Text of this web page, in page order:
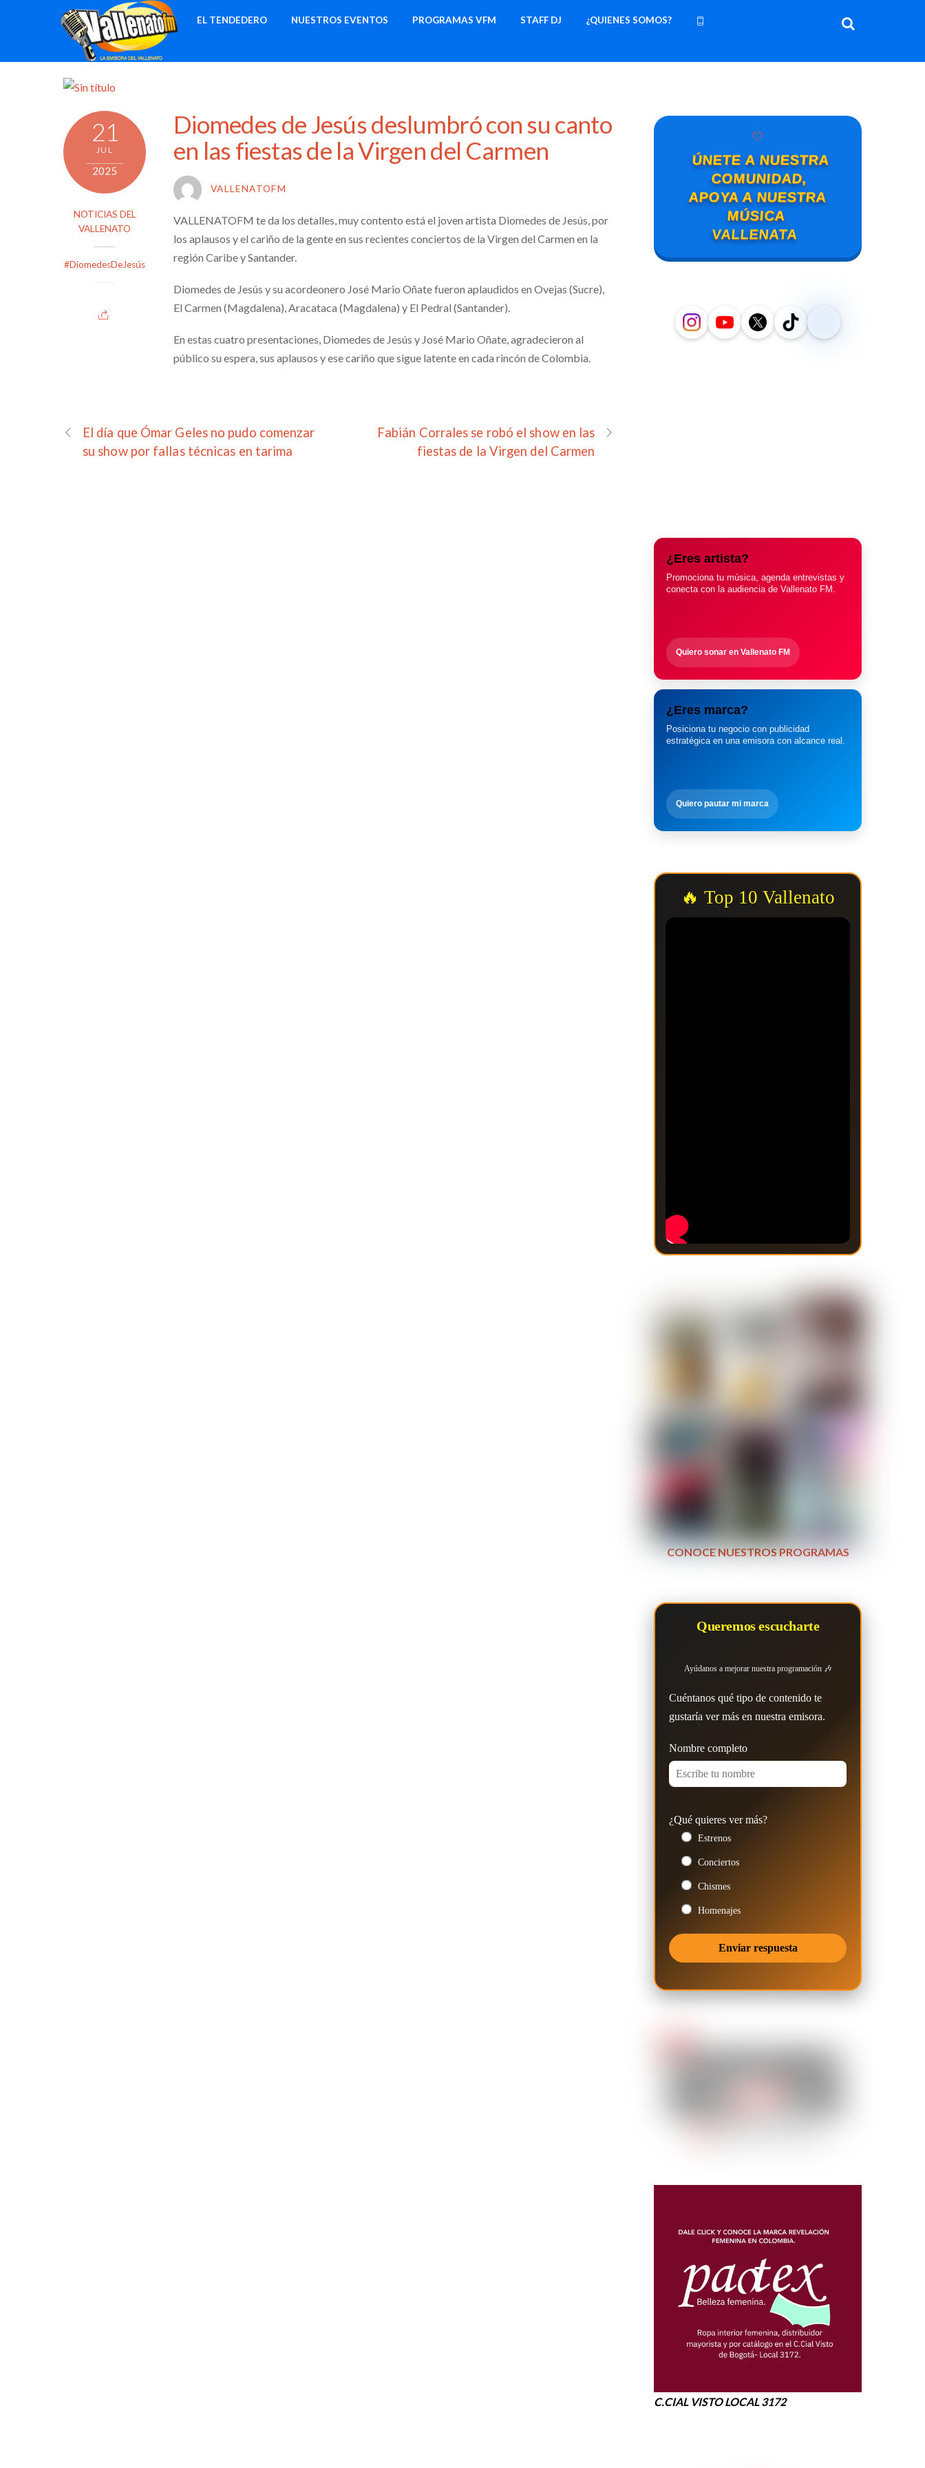
EL TENDEDERO NUESTROS EVENTOS PROGRAMAS VFM STAFF DJ ¿QUIENES SOMOS?
21
JUL
2025
NOTICIAS DEL
VALLENATO
#DiomedesDeJesús
Diomedes de Jesús deslumbró con su canto
en las fiestas de la Virgen del Carmen
VALLENATOFM
VALLENATOFM te da los detalles, muy contento está el joven artista Diomedes de Jesús, por
los aplausos y el cariño de la gente en sus recientes conciertos de la Virgen del Carmen en la
región Caribe y Santander.
Diomedes de Jesús y su acordeonero José Mario Oñate fueron aplaudidos en Ovejas (Sucre),
El Carmen (Magdalena), Aracataca (Magdalena) y El Pedral (Santander).
En estas cuatro presentaciones, Diomedes de Jesús y José Mario Oñate, agradecieron al
público su espera, sus aplausos y ese cariño que sigue latente en cada rincón de Colombia.
El día que Ómar Geles no pudo comenzar
su show por fallas técnicas en tarima
Fabián Corrales se robó el show en las
fiestas de la Virgen del Carmen
🤍
ÚNETE A NUESTRA
COMUNIDAD,
APOYA A NUESTRA
MÚSICA
VALLENATA
¿Eres artista?
Promociona tu música, agenda entrevistas y
conecta con la audiencia de Vallenato FM.
Quiero sonar en Vallenato FM
¿Eres marca?
Posiciona tu negocio con publicidad
estratégica en una emisora con alcance real.
Quiero pautar mi marca
🔥 Top 10 Vallenato
CONOCE NUESTROS PROGRAMAS
Queremos escucharte
Ayúdanos a mejorar nuestra programación 🎶
Cuéntanos qué tipo de contenido te
gustaría ver más en nuestra emisora.
Nombre completo
¿Qué quieres ver más?
Estrenos
Conciertos
Chismes
Homenajes
C.CIAL VISTO LOCAL 3172